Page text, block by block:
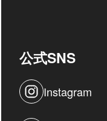
公式SNS
Instagram